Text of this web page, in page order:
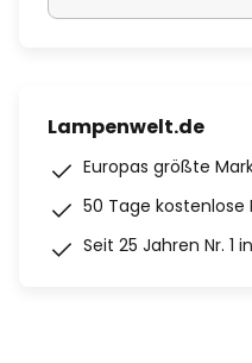
Lampenwelt.de
Europas größte
50 Tage kostenlose
Seit 25 Jahren Nr. 1